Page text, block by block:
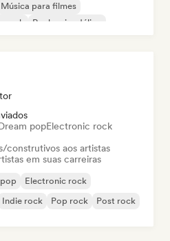
Música para filmes
rock Rock psicodélico
popElectronic rock
construtivos aos artistas
em suas carreiras
Electronic rock
Indie rock Pop rock Post rock